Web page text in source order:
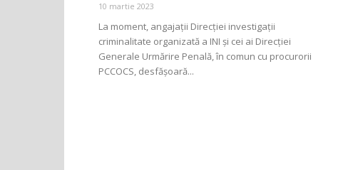
10 martie 2023
La moment, angajații Direcției investigații
criminalitate organizată a INI și cei ai Direcției
Generale Urmărire Penală, în comun cu procurorii
PCCOCS, desfășoară...